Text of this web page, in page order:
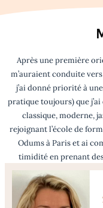
Après une première
m’auraient conduite
j’ai donné priorité à
pratique toujours) que
classique, moderne,
rejoignant l’école de
Odums à Paris et ai
timidité en prenant